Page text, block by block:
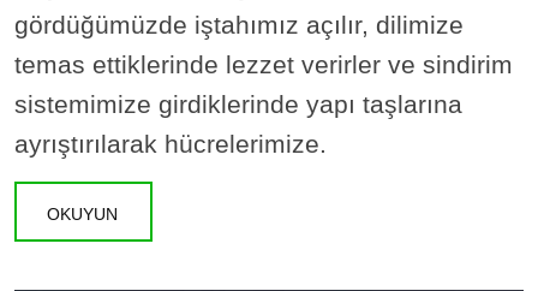
gördüğümüzde iştahımız açılır, dilimize
temas ettiklerinde lezzet verirler ve sindirim
sistemimize girdiklerinde yapı taşlarına
ayrıştırılarak hücrelerimize.
OKUYUN